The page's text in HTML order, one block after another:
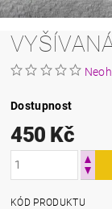
Dostupnost
450 Kč
KÓD PRODUKTU